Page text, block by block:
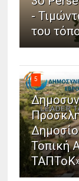
-
του
5
Τοπική